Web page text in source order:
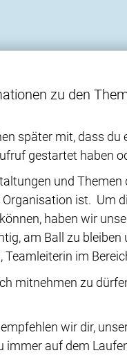
zu den
später mit, dass
gestartet haben
und
ist. Um
haben wir
am Ball zu bleiben
Teamleiterin im
mitnehmen zu
wir dir,
immer auf dem